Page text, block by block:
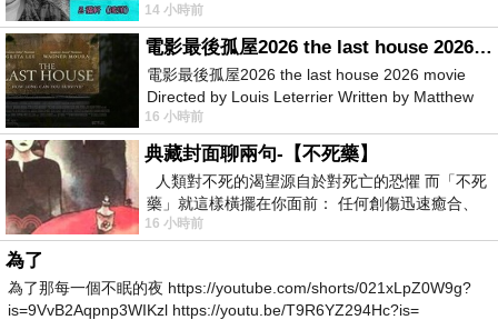
其實就是想要國庫通黨庫，鬧出最大的醜
14 小時前
電影最後孤屋2026 the last house 2026 movie
電影最後孤屋2026 the last house 2026 movie
Directed by Louis Leterrier Written by Matthew
Robinson Starring Greta Lee Wa
16 小時前
典藏封面聊兩句-【不死藥】
人類對不死的渴望源自於對死亡的恐懼 而「不死
藥」就這樣橫擺在你面前： 任何創傷迅速癒合、
停止衰老、痛覺消失…堪
16 小時前
為了
為了那每一個不眠的夜 https://youtube.com/shorts/021xLpZ0W9g?
is=9VvB2Aqpnp3WIKzl https://youtu.be/T9R6YZ294Hc?is=